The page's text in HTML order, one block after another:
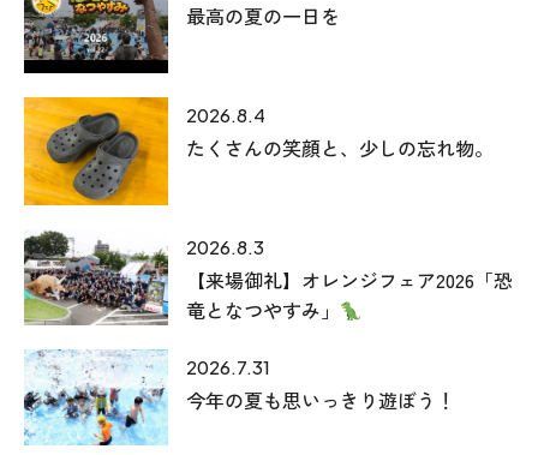
土地･空き家 不動産相談
移住と暮らし相談
資料請求
お問い合わせ
最高の夏の一日を
2026.8.4
たくさんの笑顔と、少しの忘れ物。
2026.8.3
【来場御礼】オレンジフェア2026「恐
竜となつやすみ」
2026.7.31
今年の夏も思いっきり遊ぼう！